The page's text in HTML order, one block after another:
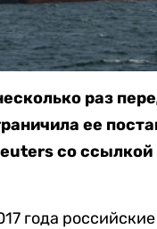
раз
ее
со
года